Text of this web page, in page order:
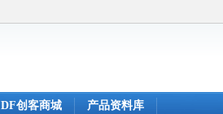
DF创客商城 产品资料库